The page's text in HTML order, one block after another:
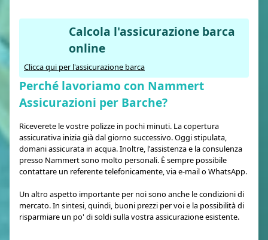
Calcola l'assicurazione barca
online
Clicca qui per l'assicurazione barca
Perché lavoriamo con Nammert
Assicurazioni per Barche?
Riceverete le vostre polizze in pochi minuti. La copertura
assicurativa inizia già dal giorno successivo. Oggi stipulata,
domani assicurata in acqua. Inoltre, l'assistenza e la consulenza
presso Nammert sono molto personali. È sempre possibile
contattare un referente telefonicamente, via e-mail o WhatsApp.
Un altro aspetto importante per noi sono anche le condizioni di
mercato. In sintesi, quindi, buoni prezzi per voi e la possibilità di
risparmiare un po' di soldi sulla vostra assicurazione esistente.